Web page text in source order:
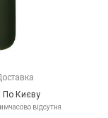
По Києву
відсутня